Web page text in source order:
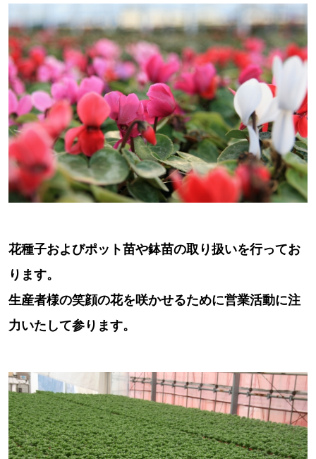
花種子およびポット苗や鉢苗の取り扱いを行ってお
ります。
生産者様の笑顔の花を咲かせるために営業活動に注
力いたして参ります。